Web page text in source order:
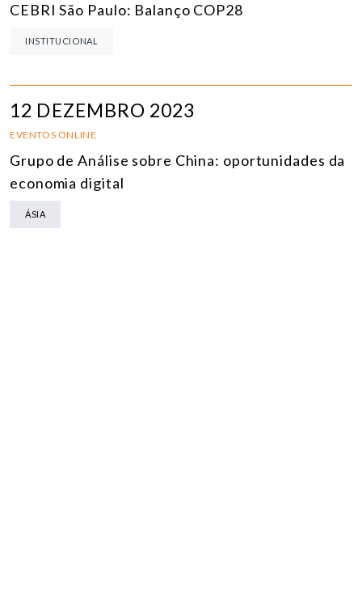
CEBRI São Paulo: Balanço COP28
INSTITUCIONAL
12 DEZEMBRO 2023
EVENTOS ONLINE
Grupo de Análise sobre China: oportunidades da
economia digital
ÁSIA